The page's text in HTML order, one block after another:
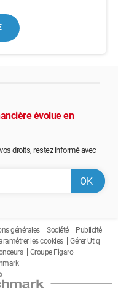
évolue en
droits, restez informé avec
générales Société
Publicité
les cookies
Gérer Utiq
Groupe Figaro